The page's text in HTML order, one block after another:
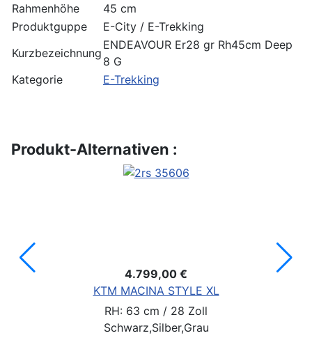
Rahmenhöhe
45 cm
Produktguppe
E-City / E-Trekking
Kurzbezeichnung
ENDEAVOUR Er28 gr Rh45cm Deep
8 G
Kategorie
E-Trekking
Produkt-Alternativen :
4.799,00 €
KTM MACINA STYLE XL
RH: 63 cm / 28 Zoll
Schwarz,Silber,Grau